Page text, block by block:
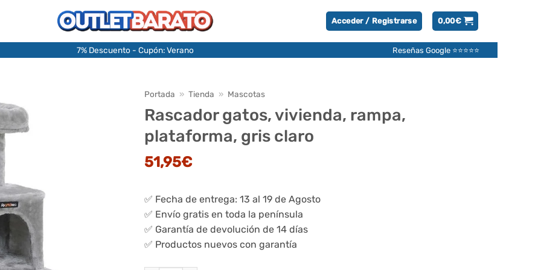
Acceder / Registrarse 0,00€
7% Descuento - Cupón: Verano Reseñas Google ⭐⭐⭐⭐⭐
Portada » Tienda » Mascotas
Rascador gatos, vivienda, rampa,
plataforma, gris claro
51,95€
✅ Fecha de entrega: 13 al 19 de Agosto
✅ Envío gratis en toda la península
✅ Garantía de devolución de 14 días
✅ Productos nuevos con garantía